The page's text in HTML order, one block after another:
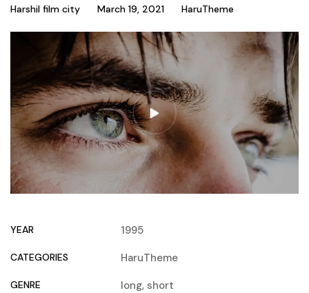
Harshil film city
March 19, 2021
HaruTheme
YEAR 1995
CATEGORIES HaruTheme
GENRE long, short